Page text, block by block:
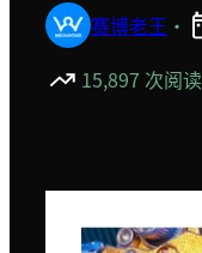
赛博老王 ·
15,897 次阅读